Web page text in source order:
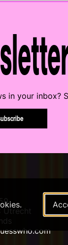
in your inbox?
Utrecht